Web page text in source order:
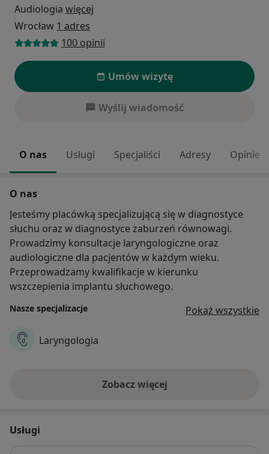
Audiologia więcej
Wrocław 1 adres
100 opinii
Umów wizytę
Wyślij wiadomość
O nas Usługi Specjaliści Adresy Opinie
O nas
Jesteśmy placówką specjalizującą się w diagnostyce
słuchu oraz w diagnostyce zaburzeń równowagi.
Prowadzimy konsultacje laryngologiczne oraz
audiologiczne dla pacjentów w każdym wieku.
Przeprowadzamy kwalifikacje w kierunku
wszczepienia implantu słuchowego.
Nasze specjalizacje Pokaż wszystkie
Laryngologia
Zobacz więcej
Usługi